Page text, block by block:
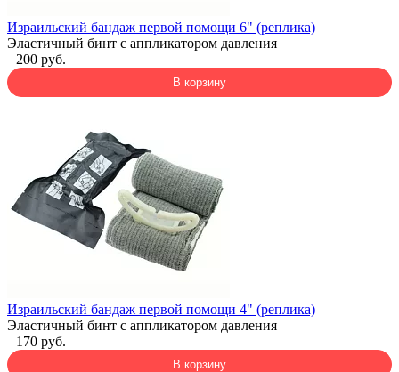
Израильский бандаж первой помощи 6" (реплика)
Эластичный бинт с аппликатором давления
200 руб.
В корзину
Израильский бандаж первой помощи 4" (реплика)
Эластичный бинт с аппликатором давления
170 руб.
В корзину